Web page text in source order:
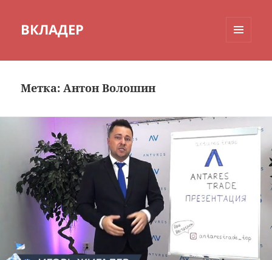
ВКЛАДЕР
Метка:Антон Волошин